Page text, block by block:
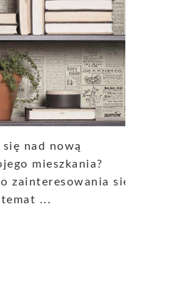
nad nową
mieszkania?
zainteresowania się
...